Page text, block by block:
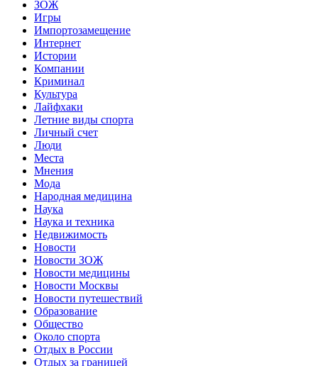
ЗОЖ
Игры
Импортозамещение
Интернет
Истории
Компании
Криминал
Культура
Лайфхаки
Летние виды спорта
Личный счет
Люди
Места
Мнения
Мода
Народная медицина
Наука
Наука и техника
Недвижимость
Новости
Новости ЗОЖ
Новости медицины
Новости Москвы
Новости путешествий
Образование
Общество
Около спорта
Отдых в России
Отдых за границей